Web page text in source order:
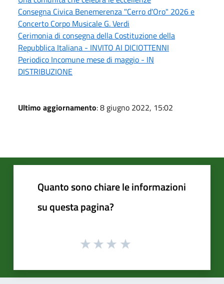
Consegna Civica Benemerenza "Cerro d'Oro" 2026 e
Concerto Corpo Musicale G. Verdi
Cerimonia di consegna della Costituzione della
Repubblica Italiana - INVITO AI DICIOTTENNI
Periodico Incomune mese di maggio - IN
DISTRIBUZIONE
Ultimo aggiornamento: 8 giugno 2022, 15:02
Quanto sono chiare le informazioni
su questa pagina?